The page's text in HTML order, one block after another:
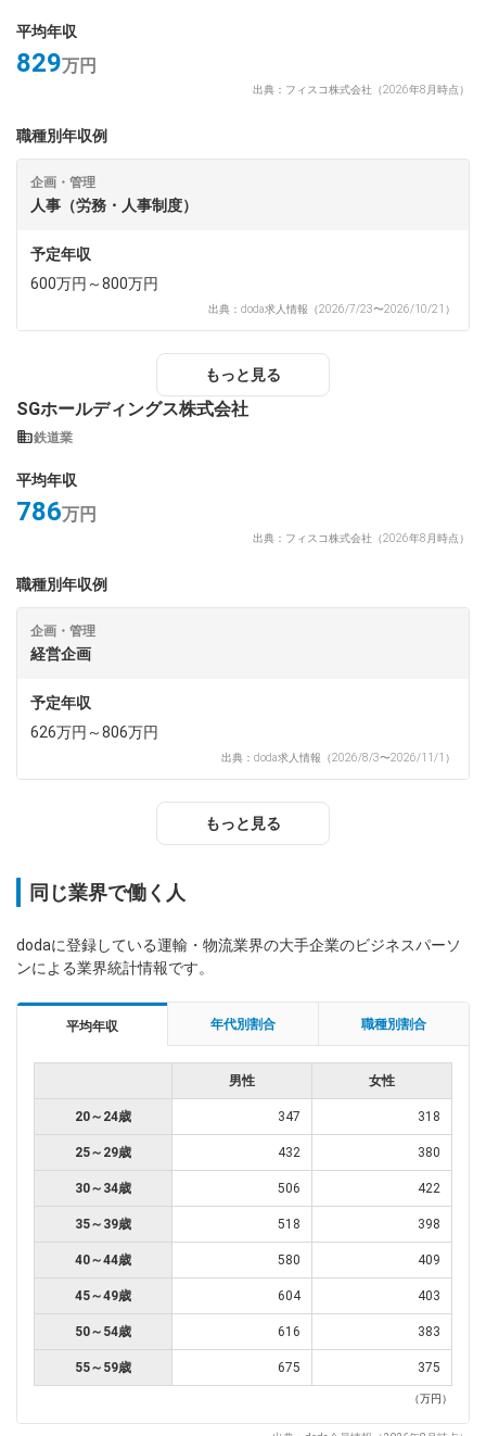
平均年収
829万円
出典：フィスコ株式会社（2026年8月時点）
職種別年収例
企画・管理
人事（労務・人事制度）
予定年収
600万円～800万円
出典：doda求人情報（2026/7/23〜2026/10/21）
もっと見る
SGホールディングス株式会社
鉄道業
平均年収
786万円
出典：フィスコ株式会社（2026年8月時点）
職種別年収例
企画・管理
経営企画
予定年収
626万円～806万円
出典：doda求人情報（2026/8/3〜2026/11/1）
もっと見る
同じ業界で働く人
dodaに登録している運輸・物流業界の大手企業のビジネスパーソ
ンによる業界統計情報です。
平均年収 年代別割合 職種別割合
男性 女性
20～24歳 347 318
25～29歳 432 380
30～34歳 506 422
35～39歳 518 398
40～44歳 580 409
45～49歳 604 403
50～54歳 616 383
55～59歳 675 375
（万円）